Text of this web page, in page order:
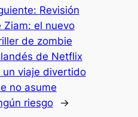
Revisión
Ziam: el nuevo
de zombie
de Netflix
un viaje divertido
no asume
riesgo
→